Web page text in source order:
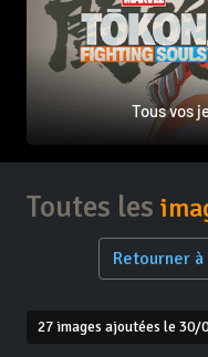
Tous vos
Toutes les
Retourner
27 images ajoutées le 30/